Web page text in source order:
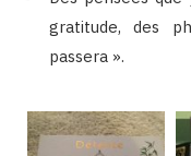
gratitude, des
passera ».